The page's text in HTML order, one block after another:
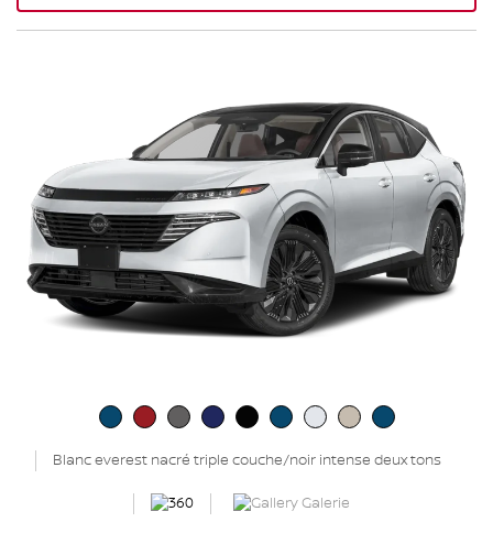
Blanc everest nacré triple couche/noir intense deux tons
Galerie